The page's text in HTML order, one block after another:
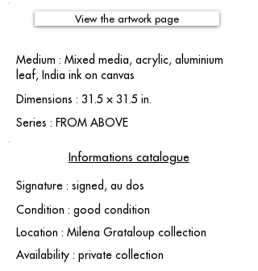
View the artwork page
Medium : Mixed media, acrylic, aluminium
leaf, India ink on canvas
Dimensions : 31.5 × 31.5 in.
Series : FROM ABOVE
Informations catalogue
Signature : signed, au dos
Condition : good condition
Location : Milena Grataloup collection
Availability : private collection